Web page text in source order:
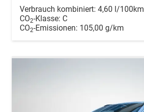
Verbrauch kombiniert: 4,60 l/100km
CO2-Klasse: C
CO2-Emissionen: 105,00 g/km